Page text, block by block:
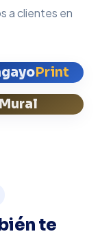
a clientes en
Print
Mural
te